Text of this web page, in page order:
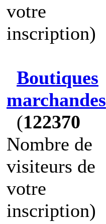
votre
inscription)
Boutiques
marchandes
(122370
Nombre de
visiteurs de
votre
inscription)